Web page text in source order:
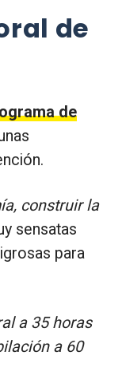
de
de
construir la
sensatas
para
a 35 horas
a 60